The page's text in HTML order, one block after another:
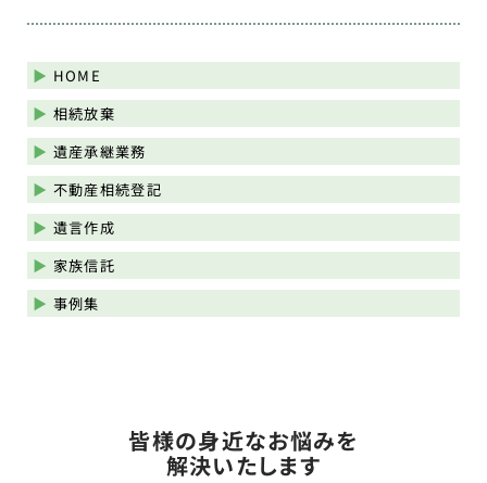
HOME
相続放棄
遺産承継業務
不動産相続登記
遺言作成
家族信託
事例集
皆様の身近なお悩みを
解決いたします